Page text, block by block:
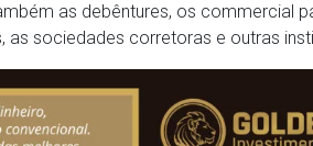
as debêntures, os commercial
as sociedades corretoras e outras